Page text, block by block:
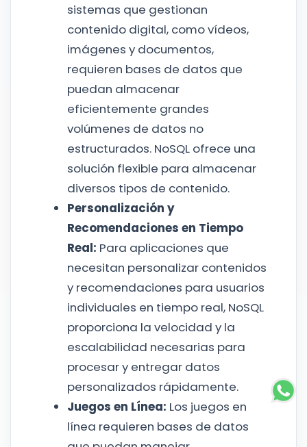
sistemas que gestionan
contenido digital, como vídeos,
imágenes y documentos,
requieren bases de datos que
puedan almacenar
eficientemente grandes
volúmenes de datos no
estructurados. NoSQL ofrece una
solución flexible para almacenar
diversos tipos de contenido.
Personalización y
Recomendaciones en Tiempo
Real: Para aplicaciones que
necesitan personalizar contenidos
y recomendaciones para usuarios
individuales en tiempo real, NoSQL
proporciona la velocidad y la
escalabilidad necesarias para
procesar y entregar datos
personalizados rápidamente.
Juegos en Línea: Los juegos en
línea requieren bases de datos